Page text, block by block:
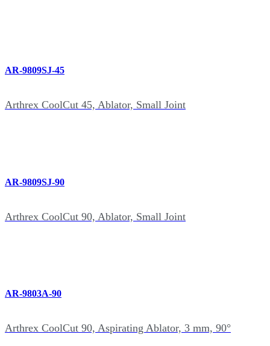
AR-9809SJ-45
Arthrex CoolCut 45, Ablator, Small Joint
AR-9809SJ-90
Arthrex CoolCut 90, Ablator, Small Joint
AR-9803A-90
Arthrex CoolCut 90, Aspirating Ablator, 3 mm, 90°